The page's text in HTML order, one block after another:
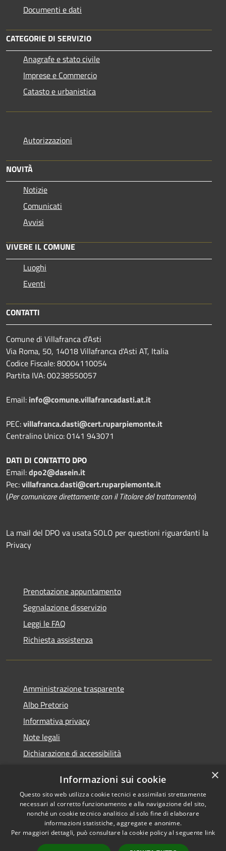
Documenti e dati
CATEGORIE DI SERVIZIO
Anagrafe e stato civile
Imprese e Commercio
Catasto e urbanistica
Autorizzazioni
NOVITÀ
Notizie
Comunicati
Avvisi
VIVERE IL COMUNE
Luoghi
Eventi
CONTATTI
Comune di Villafranca d'Asti
Via Roma, 50, 14018 Villafranca d'Asti AT, Italia
Codice Fiscale: 80004110054
Partita IVA: 00238550057
Email: info@comune.villafrancadasti.at.it
PEC:villafranca.dasti@cert.ruparpiemonte.it
Centralino Unico: 0141 943071
DATI DI CONTATTO DPO
Email:dpo2@dasein.it
Pec:villafranca.dasti@cert.ruparpiemonte.it
(Per comunicare direttamente con il Titolare del trattamento)
La mail del DPO va usata SOLO per questioni riguardanti la
Privacy
Prenotazione appuntamento
Segnalazione disservizio
Leggi le FAQ
Richiesta assistenza
Amministrazione trasparente
Albo Pretorio
Informativa privacy
Note legali
Dichiarazione di accessibilità
RSS
Accessibilità
Privacy
Cookie
Comune convenzionato
Astigov
Progetto|Convenzione|
Adesioni
×
Informazioni sui cookie
Questo sito web utilizza cookie tecnici e assimilati strettamente
necessari al corretto funzionamento e alla navigazione del sito,
nonché un cookie tecnico analitico al solo fine di elaborare
informazioni statistiche, aggregate e anonime.
Per maggiori dettagli, può consultare la cookie policy al seguente link